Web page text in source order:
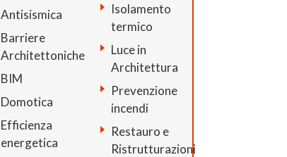
Antisismica
Barriere
Architettoniche
BIM
Domotica
Efficienza
energetica
Isolamento
termico
Luce in
Architettura
Prevenzione
incendi
Restauro e
Ristrutturazioni